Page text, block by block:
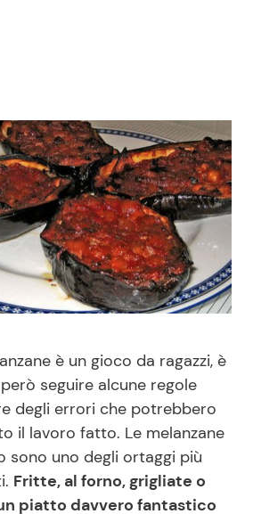
Social News
News dal mondo
Cucina e Ricette
Consigli di Cucina
Dolci
Le Ricette in TV
è un gioco da ragazzi, è
seguire alcune regole
degli errori che potrebbero
il lavoro fatto. Le melanzane
sono uno degli ortaggi più
Fritte, al forno, grigliate o
piatto davvero fantastico